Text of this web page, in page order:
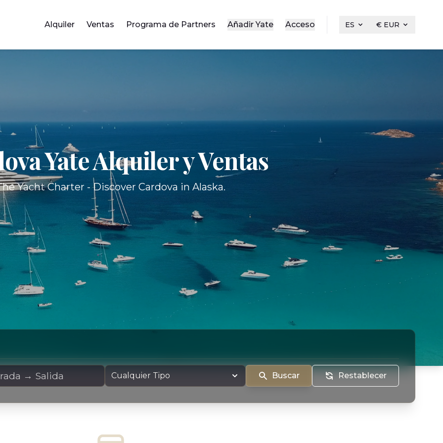
Alquiler Ventas Programa de Partners Añadir Yate Acceso ES € EUR
YateAlquiler y Ventas
Yacht Charter - Discover Cardova in Alaska.
Tipo de Yate
Buscar Restablecer